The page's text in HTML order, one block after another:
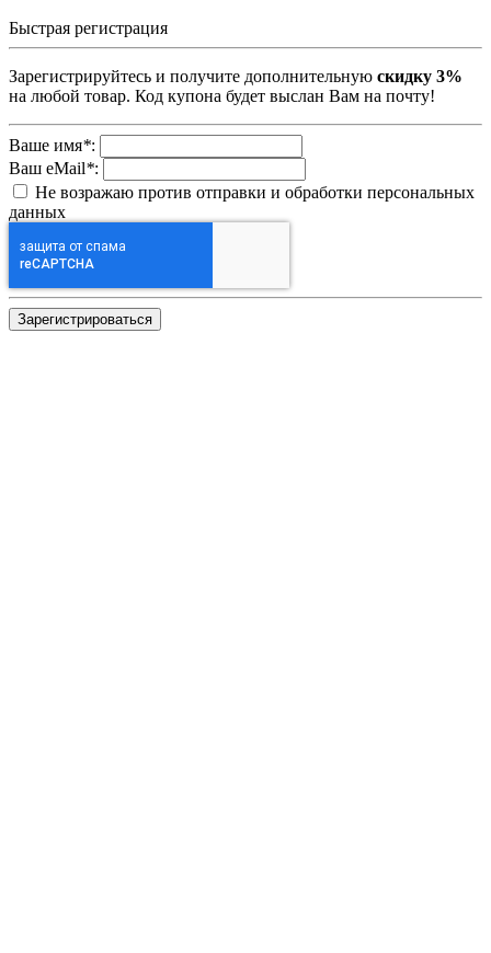
Быстрая регистрация
Зарегистрируйтесь и получите дополнительную скидку 3%
на любой товар. Код купона будет выслан Вам на почту!
Ваше имя*:
Ваш eMail*:
Не возражаю против отправки и обработки персональных
данных